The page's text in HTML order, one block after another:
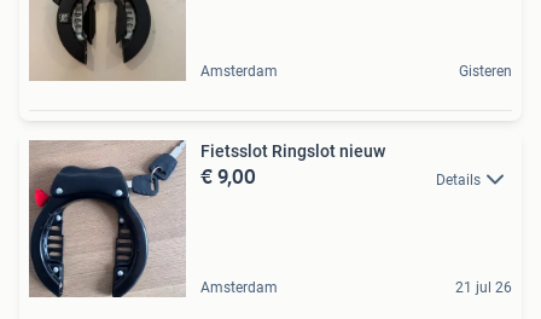
Amsterdam Gisteren
Fietsslot Ringslot nieuw
€ 9,00 Details
Amsterdam 21 jul 26